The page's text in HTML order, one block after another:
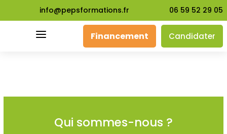
info@pepsformations.fr 06 59 52 29 05
a Financement Candidater
Qui sommes-nous ?